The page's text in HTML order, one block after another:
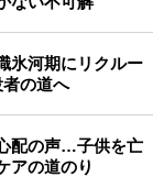
氷河期にリクルー
者の道へ
配の声…子供を亡
アの道のり